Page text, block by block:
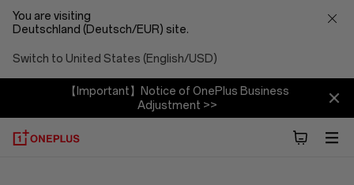
You are visiting
Deutschland (Deutsch/EUR) site.
Switch to United States (English/USD)
【Important】Notice of OnePlus Business
Adjustment >>